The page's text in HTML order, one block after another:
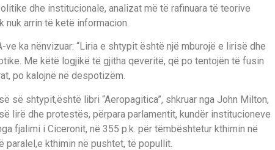
dhe institucionale, analizat më të rafinuara të teorive
nuk arrin të ketë informacion.
-ve ka nënvizuar: “Liria e shtypit është një mburojë e lirisë dhe
Me këtë logjikë të gjitha qeveritë, që po tentojën të fusin
, po kalojnë në despotizëm.
ë së shtypit,është libri “Aeropagitica”, shkruar nga John Milton,
ë lirë dhe protestës, përpara parlamentit, kundër institucioneve
fjalimi i Ciceronit, në 355 p.k. për tëmbështetur kthimin në
paralel,e kthimin në pushtet, të popullit.